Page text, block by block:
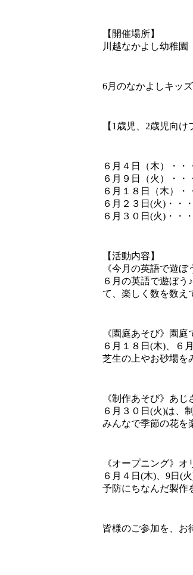
【開催場所】
川越なかよし幼稚
6月のなかよしキッ
【1歳児、2歳児向け
６月４日（木）・
６月９日（火）・
６月１８日（木）
６月２３日(火)・・
６月３０日(火)・・
【活動内容】
《今月の英語で遊ぼ
６月の英語で遊ぼう
て、楽しく数を数え
《園庭あそび》園
６月１８日(木)、６
芝生の上やお砂場を
《制作あそび》あじ
６月３０日(火)は、
みんなで季節の花を
《オープニング》
６月４日(木)、9日(
予防にちなんだ製作
皆様のご参加を、お